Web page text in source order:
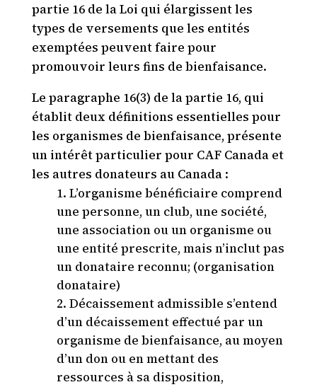
partie 16 de la Loi qui élargissent les
types de versements que les entités
exemptées peuvent faire pour
promouvoir leurs fins de bienfaisance.
Le paragraphe 16(3) de la partie 16, qui
établit deux définitions essentielles pour
les organismes de bienfaisance, présente
un intérêt particulier pour CAF Canada et
les autres donateurs au Canada :
L’organisme bénéficiaire comprend
une personne, un club, une société,
une association ou un organisme ou
une entité prescrite, mais n’inclut pas
un donataire reconnu; (organisation
donataire)
Décaissement admissible s’entend
d’un décaissement effectué par un
organisme de bienfaisance, au moyen
d’un don ou en mettant des
ressources à sa disposition,